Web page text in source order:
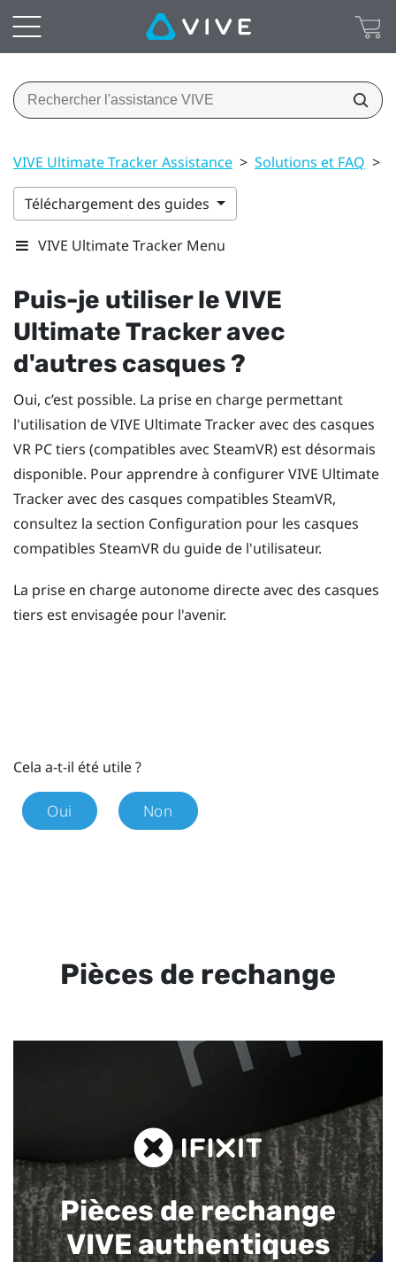
VIVE Ultimate Tracker Assistance > Solutions et FAQ >
Téléchargement des guides
VIVE Ultimate Tracker Menu
Puis-je utiliser leVIVE
Ultimate Trackeravec
d'autres casques ?
Oui, c’est possible. La prise en charge permettant
l'utilisation deVIVE Ultimate Trackeravec des casques
VR PC tiers (compatibles avec SteamVR) est désormais
disponible. Pour apprendre à configurerVIVE Ultimate
Trackeravec des casques compatibles SteamVR,
consultez la section Configuration pour les casques
compatibles SteamVR du guide de l'utilisateur.
La prise en charge autonome directe avec des casques
tiers est envisagée pour l'avenir.
Cela a-t-il été utile ?
Oui Non
Pièces de rechange
Pièces de rechange
VIVE authentiques​